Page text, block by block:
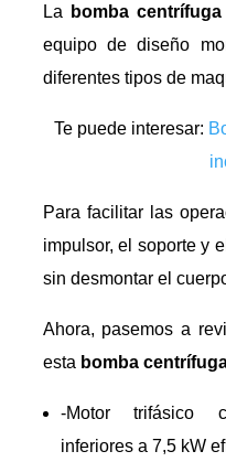
La bomba
equipo de diseño
diferentes tipos de
Te puede interesar:
Para facilitar las
impulsor, el soporte y
sin desmontar el
Ahora, pasemos a
esta bomba
-Motor trifásico
inferiores a 7,5 kW